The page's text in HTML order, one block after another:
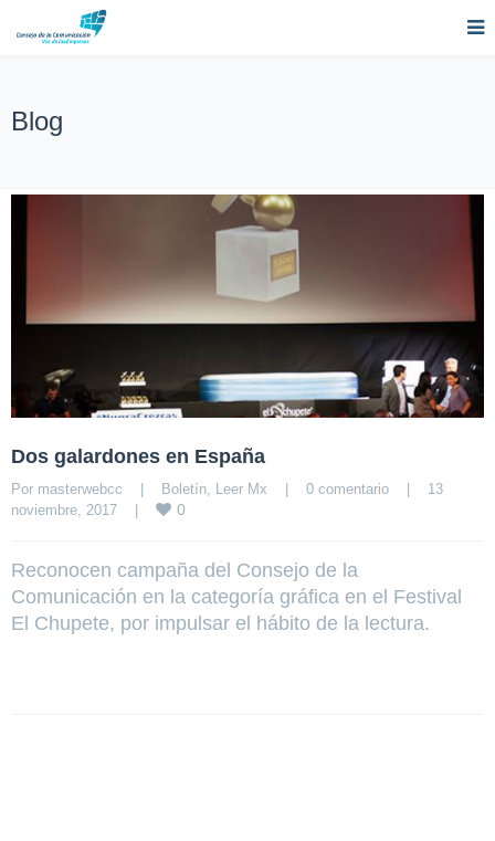
Blog
Dos galardones en España
Por masterwebcc | Boletín Leer Mx | 0 comentario |
13
noviembre, 2017 | 0
Reconocen campaña del Consejo de la
Comunicación en la categoría gráfica en el Festival
El Chupete, por impulsar el hábito de la lectura.